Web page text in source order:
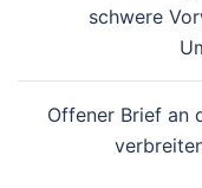
schwere
Offener Brief an